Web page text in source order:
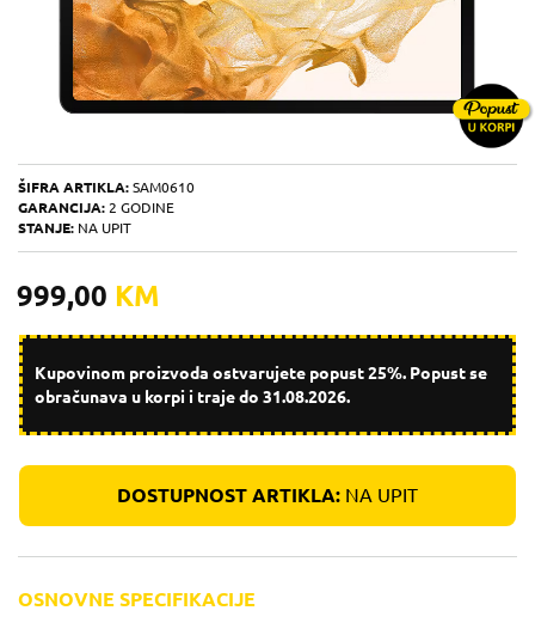
ŠIFRA ARTIKLA: SAM0610
GARANCIJA: 2 GODINE
STANJE: NA UPIT
999,00 KM
Kupovinom proizvoda ostvarujete popust 25%. Popust se
obračunava u korpi i traje do 31.08.2026.
DOSTUPNOST ARTIKLA: NA UPIT
OSNOVNE SPECIFIKACIJE